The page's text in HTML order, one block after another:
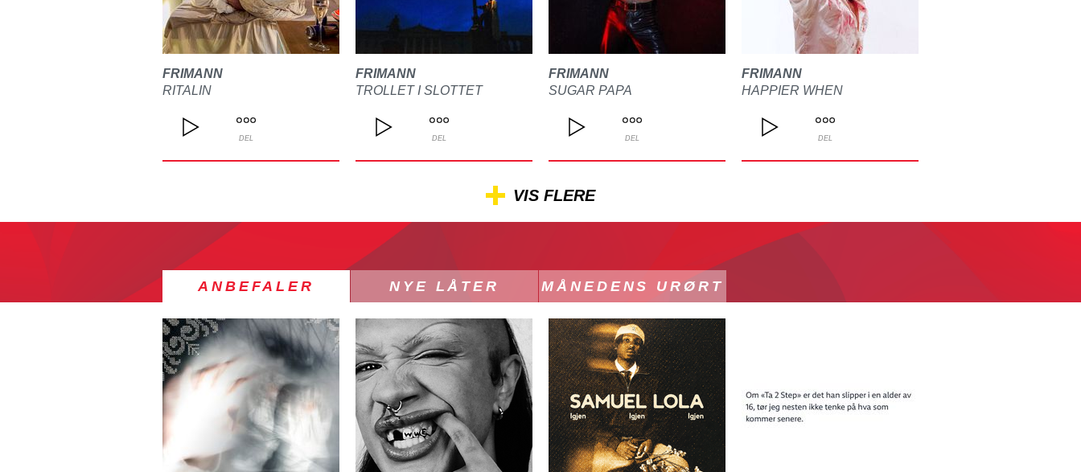
FRIMANN
RITALIN
DEL
FRIMANN
TROLLET I SLOTTET
DEL
FRIMANN
SUGAR PAPA
DEL
FRIMANN
HAPPIER WHEN
DEL
VIS FLERE
ANBEFALER NYE LÅTER MÅNEDENS URØRT